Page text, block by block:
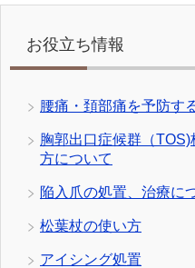
お役立ち情報
腰痛・頚部痛を予防す
胸郭出口症候群（
方について
陥入爪の処置、治療に
松葉杖の使い方
アイシング処置